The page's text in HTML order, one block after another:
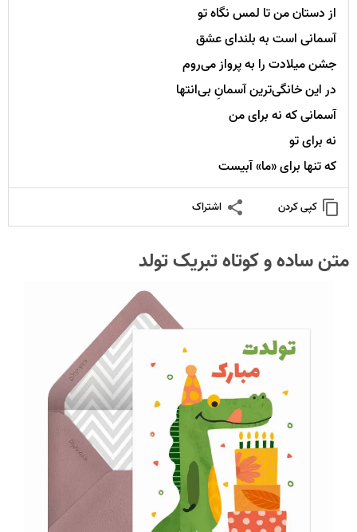
از دستان من تا لمس نگاه تو
آسمانی است به بلندای عشق
جشن میلادت را به پرواز می‌روم
در این خانگی‌ترین آسمانِ بی‌انتها
آسمانی که نه برای من
نه برای تو
که تنها برای «ما» آبیست
کپی کردن اشتراک
متن ساده و کوتاه تبریک تولد